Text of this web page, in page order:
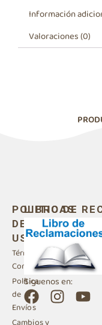
Información
Valoraciones (0)
POLITICAS
DE
USO
Términos y
Condiciones
Política
de
Envíos
LIBRO DE
Siguenos en:
F
a
I
n
Y